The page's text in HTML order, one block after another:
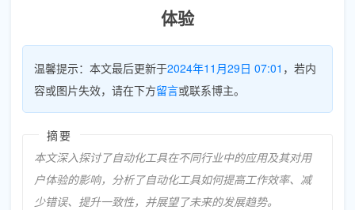
体验
温馨提示：本文最后更新于2024年11月29日 07:01 ，若内
容或图片失效，请在下方留言或联系博主。
摘要
本文深入探讨了自动化工具在不同行业中的应用及其对用
户体验的影响，分析了自动化工具如何提高工作效率、减
少错误、提升一致性，并展望了未来的发展趋势。